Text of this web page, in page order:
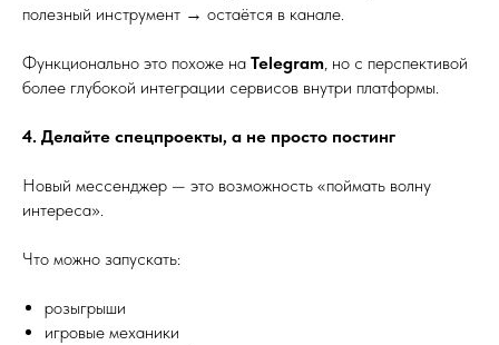
полезный инструмент → остаётся в канале.
Функционально это похоже на Telegram, но с перспективой
более глубокой интеграции сервисов внутри платформы.
4. Делайте спецпроекты, а не просто постинг
Новый мессенджер — это возможность «поймать волну
интереса».
Что можно запускать:
розыгрыши
игровые механики